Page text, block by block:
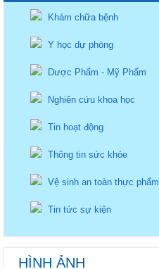
Khám chữa bệnh
Y học dự phòng
Dược Phẩm - Mỹ Phẩm
Nghiên cứu khoa học
Tin hoạt động
Thông tin sức khỏe
Vệ sinh an toàn thực phẩm
Tin tức sự kiện
HÌNH ẢNH